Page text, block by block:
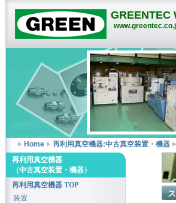
GREENTEC
Home 再利用真空機器:中古真空装置・機器
再利用真空機器
（中古真空装置・機器）
再利用真空機器 TOP
装置